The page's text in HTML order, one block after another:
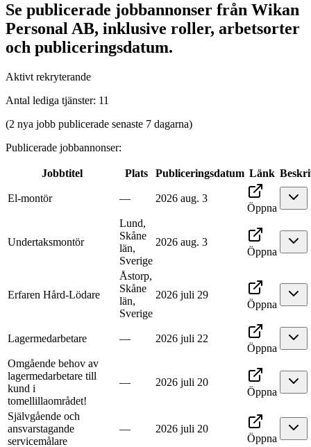
Se publicerade jobbannonser från Wikan
Personal AB, inklusive roller, arbetsorter
och publiceringsdatum.
Aktivt rekryterande
Antal lediga tjänster: 11
(2 nya jobb publicerade senaste 7 dagarna)
Publicerade jobbannonser:
Jobbtitel Plats Publiceringsdatum Länk
El-montör —
2026 aug. 3
Öppna
Undertaksmontör
Lund,
Skåne
län,
Sverige
2026 aug. 3
Öppna
Erfaren Hård-Lödare
Åstorp,
Skåne
län,
Sverige
2026 juli 29
Öppna
Lagermedarbetare —
2026 juli 22
Öppna
Omgående behov av
lagermedarbetare till
kund i
tomellillaområdet!
—
2026 juli 20
Öppna
Självgående och
ansvarstagande
servicemålare
—
2026 juli 20
Öppna